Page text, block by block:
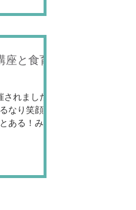
と食育
れました。
なり笑顔を
ある！みた